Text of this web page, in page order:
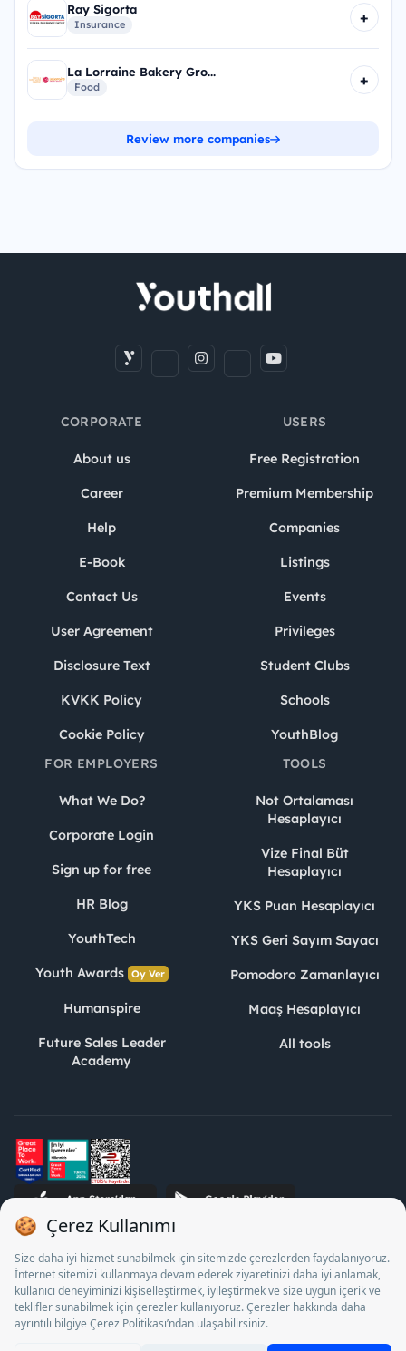
Ray Sigorta
Insurance +
La Lorraine Bakery Gro...
Food +
Review more companies
CORPORATE
About us
Career
Help
E-Book
Contact Us
User Agreement
Disclosure Text
KVKK Policy
Cookie Policy
USERS
Free Registration
Premium Membership
Companies
Listings
Events
Privileges
Student Clubs
Schools
YouthBlog
FOR EMPLOYERS
What We Do?
Corporate Login
Sign up for free
HR Blog
YouthTech
Youth Awards Oy Ver
Humanspire
Future Sales Leader
Academy
TOOLS
Not Ortalaması
Hesaplayıcı
Vize Final Büt
Hesaplayıcı
YKS Puan Hesaplayıcı
YKS Geri Sayım Sayacı
Pomodoro Zamanlayıcı
Maaş Hesaplayıcı
All tools
STJ Human Resources Informatics and Consultancy Inc. as a
Private Employment Agency to operate between 13/05/2025 -
12/05/2028, Turkey Employment Agency by 18/04/2025 date
and 18095710 numbered decision in accordance with the
document No. 1078 operates with. Pursuant to Law No. 4904,